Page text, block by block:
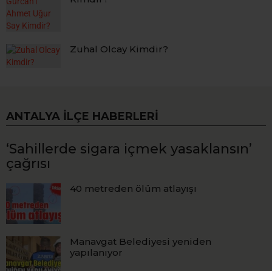
Zuhal Olcay Kimdir?
ANTALYA İLÇE HABERLERI
‘Sahillerde sigara içmek yasaklansın’
çağrısı
40 metreden ölüm atlayışı
Manavgat Belediyesi yeniden
yapılanıyor